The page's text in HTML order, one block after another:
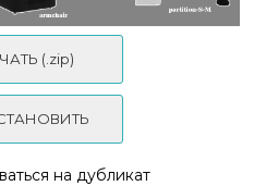
(.zip)
на дубликат